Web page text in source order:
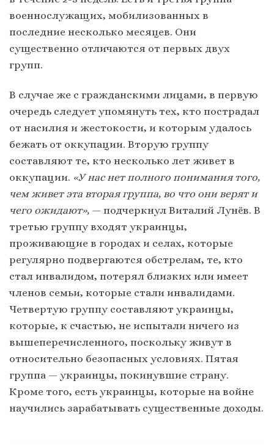
военнослужащих, мобилизованных в
последние несколько месяцев. Они
существенно отличаются от первых двух
групп.
В случае же с гражданскими лицами, в первую
очередь следует упомянуть тех, кто пострадал
от насилия и жестокости, и которым удалось
бежать от оккупации. Вторую группу
составляют те, кто несколько лет живет в
оккупации. «У нас нет полного понимания того,
чем живет эта вторая группа, во что они верят и
чего ожидают», — подчеркнул Виталий Лунёв. В
третью группу входят украинцы,
проживающие в городах и селах, которые
регулярно подвергаются обстрелам, те, кто
стал инвалидом, потерял близких или имеет
членов семьи, которые стали инвалидами.
Четвертую группу составляют украинцы,
которые, к счастью, не испытали ничего из
вышеперечисленного, поскольку живут в
относительно безопасных условиях. Пятая
группа — украинцы, покинувшие страну.
Кроме того, есть украинцы, которые на войне
научились зарабатывать существенные доходы.